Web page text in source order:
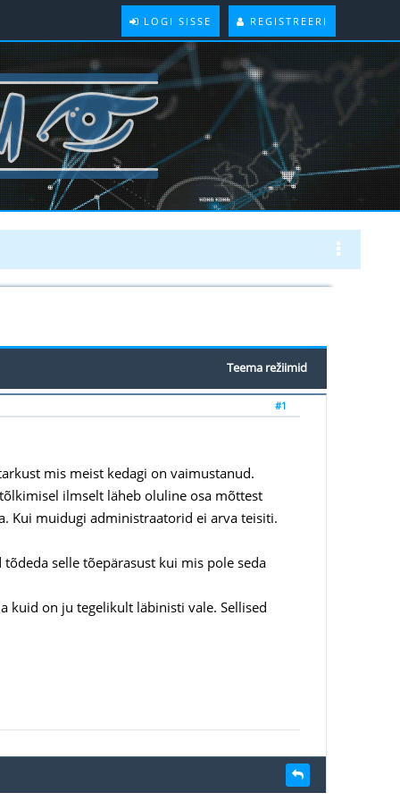
LOGI SISSE REGISTREERI
Teema režiimid
#1
mis meist kedagi on vaimustanud.
ilmselt läheb oluline osa mõttest
Kui muidugi administraatorid ei arva teisiti.
selle tõepärasust kui mis pole seda
kuid on ju tegelikult läbinisti vale. Sellised